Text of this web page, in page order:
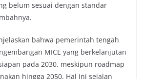
belum sesuai dengan standar
bahwa pemerintah tengah
MICE yang berkelanjutan
pada 2030, meskipun roadmap
hingga 2050. Hal ini sejalan